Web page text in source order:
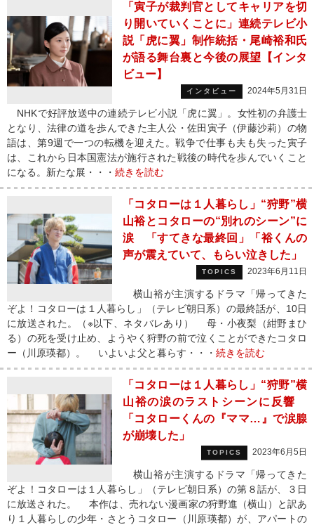
「寅子が裁判官としてキャリアを切
り開いていくことに」連続テレビ小
説「虎に翼」制作統括・尾崎裕和氏
が語る舞台裏と今後の展望【インタ
ビュー】
インタビュー 2024年5月31日
NHKで好評放送中の連続テレビ小説「虎に翼」。女性初の弁護士
となり、法律の道を歩んできた主人公・佐田寅子（伊藤沙莉）の物
語は、第9週で一つの転機を迎えた。戦争で仕事も夫も失った寅子
は、これから日本国憲法が施行された戦後の時代を歩んでいくこと
になる。新たな展・・・ 続きを読む
「コタローは１人暮らし」“狩野”横
山裕とコタローの“別れのシーン”に
涙 「すてきな最終回」「裕くんの
声が震えていて、もらい泣きした」
TOPICS 2023年6月11日
横山裕が主演するドラマ「帰ってきた
ぞよ！コタローは１人暮らし」（テレビ朝日系）の最終話が、10日
に放送された。（※以下、ネタバレあり） 母・小夜梨（紺野まひ
る）の死を受け止め、ようやく狩野の前で泣くことができたコタロ
ー（川原瑛都）。 いよいよ父と暮らす・・・ 続きを読む
「コタローは１人暮らし」“狩野”横
山裕の涙のラストシーンに反響
「コタローくんの『ママ…』で涙腺
が崩壊した」
TOPICS 2023年6月5日
横山裕が主演するドラマ「帰ってきた
ぞよ！コタローは１人暮らし」（テレビ朝日系）の第８話が、３日
に放送された。 本作は、売れない漫画家の狩野進（横山）と訳あ
り１人暮らしの少年・さとうコタロー（川原瑛都）が、アパートの